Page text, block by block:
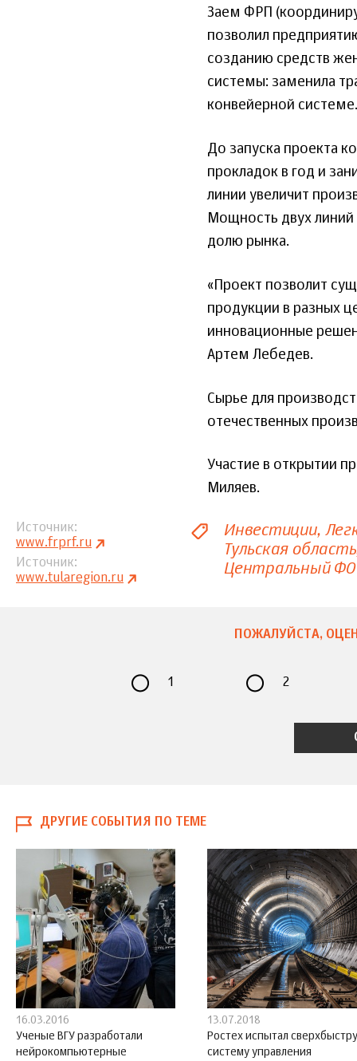
Заем ФРП
позволил
созданию средств
системы: заменила
конвейерной системе.
До запуска проекта
прокладок в год и
линии увеличит
Мощность двух линий
долю рынка.
«Проект позволит
продукции в разных
инновационные
Артем Лебедев.
Сырье для
отечественных
Участие в открытии
Миляев.
Источник
www.frprf.ru
Источник
www.tularegion.ru
Инвестиции
Тульская область
Центральный ФО
ПОЖАЛУЙСТА,
1 2
ДРУГИЕ СОБЫТИЯ ПО ТЕМЕ
16.03.2016
Ученые ВГУ разработали
нейрокомпьютерные
13.07.2018
Ростех испытал
систему управления